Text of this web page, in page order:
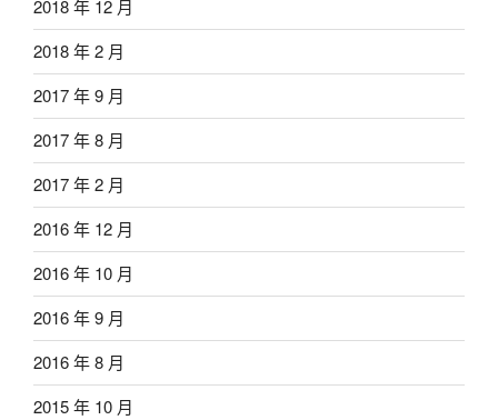
2018 年 12 月
2018 年 2 月
2017 年 9 月
2017 年 8 月
2017 年 2 月
2016 年 12 月
2016 年 10 月
2016 年 9 月
2016 年 8 月
2015 年 10 月